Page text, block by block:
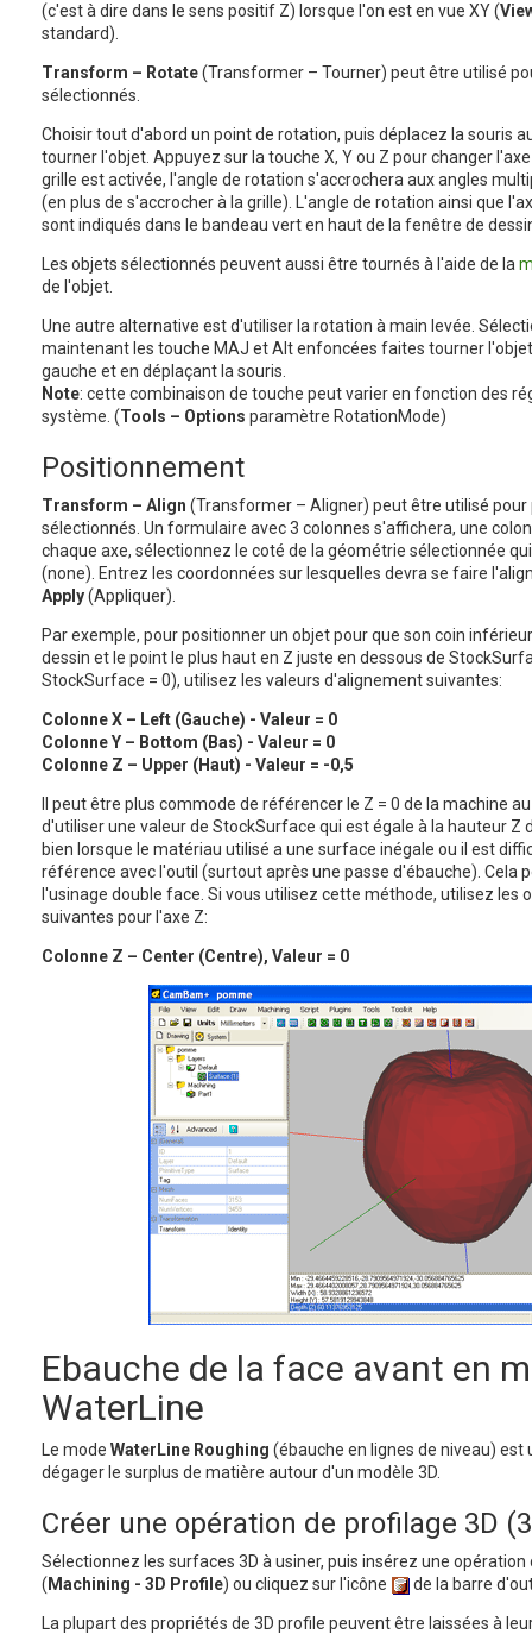
(c'est à dire dans le sens positif Z) lorsque l'on est en vue XY (
standard).
Transform – Rotate(Transformer – Tourner) peut être utilisé
sélectionnés.
Choisir tout d'abord un point de rotation, puis déplacez la souris
tourner l'objet. Appuyez sur la touche X, Y ou Z pour changer
grille est activée, l'angle de rotation s'accrochera aux angles
(en plus de s'accrocher à la grille). L'angle de rotation ainsi que
sont indiqués dans le bandeau vert en haut de la fenêtre de
Les objets sélectionnés peuvent aussi être tournés à l'aide de la
de l'objet.
Une autre alternative est d'utiliser la rotation à main levée.
maintenant les touche MAJ et Alt enfoncées faites tourner
gauche et en déplaçant la souris.
Note: cette combinaison de touche peut varier en fonction des
système. (Tools – Options paramètre RotationMode)
Positionnement
Transform – Align (Transformer – Aligner) peut être utilisé pour
sélectionnés. Un formulaire avec 3 colonnes s'affichera, une
chaque axe, sélectionnez le coté de la géométrie sélectionnée
(none). Entrez les coordonnées sur lesquelles devra se faire
Apply(Appliquer).
Par exemple, pour positionner un objet pour que son coin
dessin et le point le plus haut en Z juste en dessous de
StockSurface = 0), utilisez les valeurs d'alignement suivantes:
Colonne X – Left (Gauche) - Valeur = 0
Colonne Y – Bottom (Bas) - Valeur = 0
Colonne Z – Upper (Haut) - Valeur = -0,5
Il peut être plus commode de référencer le Z = 0 de la machine
d'utiliser une valeur de StockSurface qui est égale à la hauteur Z
bien lorsque le matériau utilisé a une surface inégale ou il est
référence avec l'outil (surtout après une passe d'ébauche). Cela
l'usinage double face. Si vous utilisez cette méthode, utilisez les
suivantes pour l'axe Z:
Colonne Z – Center (Centre), Valeur = 0
Ebauche de la face avant en
WaterLine
Le mode WaterLine Roughing (ébauche en lignes de niveau) est
dégager le surplus de matière autour d'un modèle 3D.
Créer une opération de profilage 3D
Sélectionnez les surfaces 3D à usiner, puis insérez une opération
( Machining - 3D Profile) ou cliquez sur l'icône de la barre
La plupart des propriétés de 3D profile peuvent être laissées à